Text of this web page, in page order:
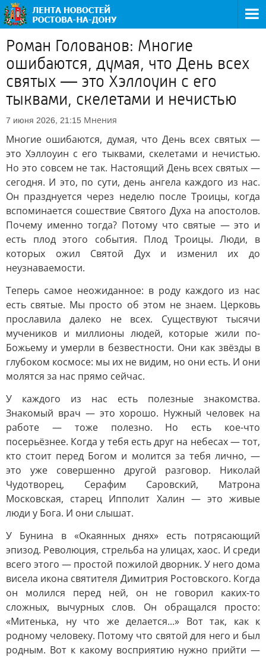
Роман Голованов: Многие
ошибаются, думая, что День всех
святых — это Хэллоуин с его
тыквами, скелетами и нечистью
7 июня 2026, 21:15 Мнения
Многие ошибаются, думая, что День всех святых —
это Хэллоуин с его тыквами, скелетами и нечистью.
Но это совсем не так. Настоящий День всех святых —
сегодня. И это, по сути, день ангела каждого из нас.
Он празднуется через неделю после Троицы, когда
вспоминается сошествие Святого Духа на апостолов.
Почему именно тогда? Потому что святые — это и
есть плод этого события. Плод Троицы. Люди, в
которых ожил Святой Дух и изменил их до
неузнаваемости.
Теперь самое неожиданное: в роду каждого из нас
есть святые. Мы просто об этом не знаем. Церковь
прославила далеко не всех. Существуют тысячи
мучеников и миллионы людей, которые жили по-
Божьему и умерли в безвестности. Они как звёзды в
глубоком космосе: мы их не видим, но они есть. И они
молятся за нас прямо сейчас.
У каждого из нас есть полезные знакомства.
Знакомый врач — это хорошо. Нужный человек на
работе — тоже полезно. Но есть кое-что
посерьёзнее. Когда у тебя есть друг на небесах — тот,
кто стоит перед Богом и молится за тебя лично, —
это уже совершенно другой разговор. Николай
Чудотворец, Серафим Саровский, Матрона
Московская, старец Ипполит Халин — это живые
люди у Бога. И они слышат.
У Бунина в «Окаянных днях» есть потрясающий
эпизод. Революция, стрельба на улицах, хаос. И среди
всего этого — простой пожилой дворник. У него дома
висела икона святителя Димитрия Ростовского. Когда
он молился перед ней, он не говорил каких-то
сложных, вычурных слов. Он обращался просто:
«Митенька, ну что же делается...» Вот так, как к
родному человеку. Потому что святой для него и был
родным. Вот к какому восприятию нужно прийти —